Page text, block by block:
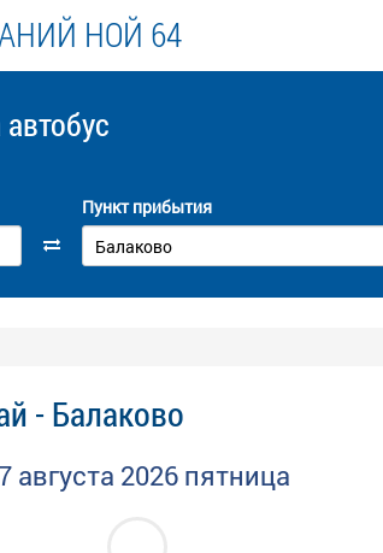
НОЙ 64
автобус
Пункт прибытия
- Балаково
августа 2026 пятница